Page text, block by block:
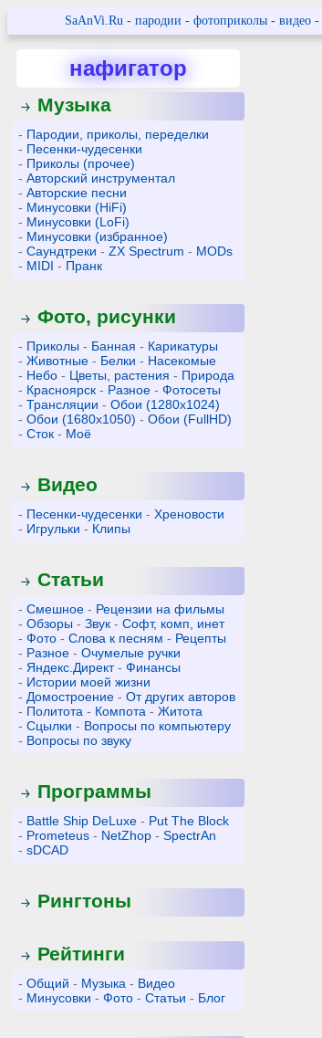
SaAnVi.Ru- пародии - фотоприколы- видео-
нафигатор
Музыка
- Пародии, приколы, переделки
- Песенки-чудесенки
- Приколы (прочее)
-Авторский инструментал
-Авторские песни
- Минусовки (HiFi)
- Минусовки (LoFi)
- Минусовки (избранное)
-Саундтреки -ZX Spectrum - MODs
- MIDI - Пранк
Фото, рисунки
- Приколы - Банная - Карикатуры
-Животные - Белки - Насекомые
- Небо - Цветы, растения - Природа
- Красноярск - Разное -Фотосеты
-Трансляции -Обои (1280x1024)
-Обои (1680x1050) -Обои (FullHD)
-Сток - Моё
Видео
- Песенки-чудесенки -Хреновости
- Игрульки - Клипы
Статьи
-Смешное - Рецензии на фильмы
-Обзоры -Звук -Софт, комп, инет
-Фото -Слова к песням - Рецепты
- Разное -Очумелые ручки
- Яндекс.Директ-Финансы
- Истории моей жизни
- Домостроение -От других авторов
- Политота - Компота -Житота
-Сцылки - Вопросы по компьютеру
- Вопросы по звуку
Программы
- Battle Ship DeLuxe - Put The Block
- Prometeus - NetZhop -SpectrAn
-sDCAD
Рингтоны
Рейтинги
-Общий - Музыка - Видео
- Минусовки -Фото -Статьи - Блог